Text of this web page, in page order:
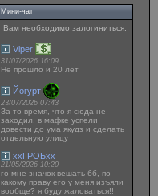
Мини-чат
Вам необходимо залогиниться.
Viper
31/07/2026 16:09
Не прошло и 20 лет
Йогурт
23/07/2026 07:43
За то время, что я сюда не
заходил, в мафке успели
довести до ума якудз и сделать
отдельную улицу
ххГРОБхх
21/05/2026 10:20
го мне значок вешать бб, по
какому праву его у меня изъяли
вообще? я буду жаловаться!!